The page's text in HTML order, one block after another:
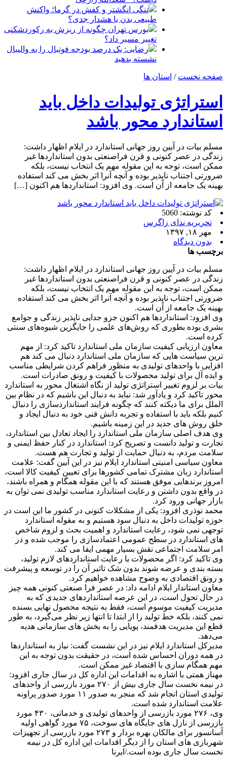
تنگی انگشتر و کفش در گرما؛ واکنش
طبیعی بدن یا هشدار جدی؟
بورس تهران چگونه از ریزش به رکوردشکنی
تغییر مسیر داد؟
رضایی: یک درصد بودجه فوتبال را به والیبال
نشسته بدهید
صفحه نخست / استان ها
استراتژی تولیدات داخل باید
استاندارد محور باشد
مسلم بیات در آیین روز جهانی استاندارد در ایلام اظهار داشت:
زندگی در عصر کنونی و قرن فراصنعتی بدون استانداردها غیر
ممکن است، توجه به این مقوله مهم یک انتخاب نیست، بلکه
ضرورتی اجتناب ناپذیر بوده و آنچه آنرا اثر بخش می کند استفاده
بهینه یک جامعه از آن است. وی افزود: استانداردها هم اکنون […]
کد نوشته: 5060
تحریریه ندای زاگرس
مهر ۱۸, ۱۳۹۷
بدون دیدگاه
برچسب ها
مسلم بیات در آیین روز جهانی استاندارد در ایلام اظهار داشت:
زندگی در عصر کنونی و قرن فراصنعتی بدون استانداردها غیر
ممکن است، توجه به این مقوله مهم یک انتخاب نیست، بلکه
ضرورتی اجتناب ناپذیر بوده و آنچه آنرا اثر بخش می کند استفاده
بهینه یک جامعه از آن است.
وی افزود: استانداردها هم اکنون جزو جدایی ناپذیر زندگی و جوامع
بشری بوده بطوری که روش‌های علمی را جایگزین شیوه‌های سنتی
کرده است.
معاون ارزیابی کیفیت سازمان ملی استاندارد تاکید کرد: از مهم
ترین سیاست هایی که سازمان ملی استاندارد دنبال می کند هم
افزایی با واحدهای تولیدی به منظور فراهم کردن شرایطی مناسب
و ایده آل برای تولید محصولات با کیفیت و رونق صادرات است.
بیات بر لزوم تغییر استراتژی تولید از نگاه اشتغال محور به استاندارد
محور تاکید کرد و یادآور شد: نباید به دنبال این باشیم که در نظام بین
الملل برای ما دیکته کنند که چگونه فرایند استانداردسازی را دنبال
کنیم بلکه باید با استفاده و تجربه دانش فنی خود به دنبال ایجاد و
خلق روش های جدید در این زمینه باشیم.
وی هدف اصلی سازمان ملی استاندارد را ایجاد تعادل بین استاندارد،
تجارت و تولید دانست و تصریح کرد: استاندارد در کنار حفظ ایمنی و
سلامت مردم، به دنبال حمایت از تولید و تجارت هم هست.
معاون سیاسی امنیتی استاندارد ایلام نیز در این آیین گفت: علامت
استاندارد زبان مشترک تمامی کشورها برای تعیین کیفیت کالا است،
امروز برندهایی موفق هستند که با این مقوله همگام و همراه باشند،
در واقع بدون داشتن و رعایت استاندارد مناسب تولیدی نمی توان به
بازار جهانی ورود کرد.
محمد نوذری افزود: یکی از مشکلات کنونی در کشور ما این است در
حوزه تولیدات داخل به دنبال سود هستیم و به مقوله استاندارد
توجهی نمی شود، رعایت استاندارد و اهمیت بحث و لزوم شاخص
های استاندارد در سطح عمومی اعتمادسازی را موجب شده و در
امر سلامت اجتماعی نقش بسیار مهمی ایفا می کند.
وی تاکید کرد: اگر محصولات با رعایت استانداردهای لازم تولید،
بسته بندی و عرضه شوند بدون شک تاثیر آن را در توسعه و پیشرفت
و رونق اقتصادی به وضوح مشاهده خواهیم کرد.
معاون استاندار ایلام ادامه داد: در عصر فرا صنعتی کنونی همه چیز
در حال تحول است، در این عرصه استانداردهای جدیدی که به
مدیریت کیفیت موسوم است، فقط به نتیجه محصول نهایی بسنده
نمی‌ کنند، بلکه خط تولید را از ابتدا تا انتها زیر نظر می‌گیرد، به طور
قطع این مدیریت هدفمند، پویایی را به بخش های سازمانی هدیه
می‌دهد.
مدیرکل استاندارد ایلام نیز در این نشست گفت: نیاز به استانداردها
در همه دوران احساس شده است، در حقیقت بدون توجه به این
مهم همگام سازی با اقتصاد غیر ممکن است.
مهناز همتی با اشاره به اقدامات این اداره کل در سال جاری افزود:
در نیمه نخست سال جاری بیش از ۲۷۰ مورد بازرسی از واحدهای
تولیدی استان انجام شد که منجر به صدور ۱۱ مورد صدور پراونه
علامت استاندارد شده است.
وی، ۲۷۶ مورد بازرسی از واحدهای تولیدی و خدماتی، ۴۳۰ مورد
بازرسی از نازل های جایگاه های سوخت، ۷۵ مورد گواهی اولیه
آسانسور برای مالکان بهره بردار و ۲۷۳ مورد بازرسی از تجهیزات
شهربازی های استان را از دیگر اقدامات این اداره کل در نیمه
نخست سال جاری بوده است./ایرنا